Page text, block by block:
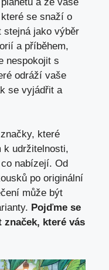
se snaží o
stejná jako výběr
a příběhem,
nespokojit s
odráží vaše
se vyjádřit a
které
k udržitelnosti,
nabízejí. Od
po originální
může být
Pojďme se
které vás